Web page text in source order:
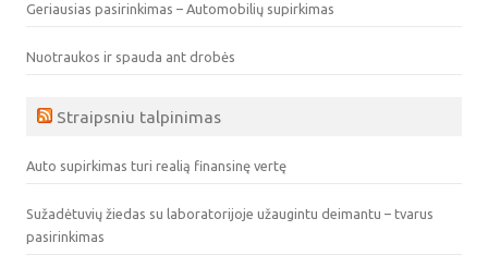
Geriausias pasirinkimas – Automobilių supirkimas
Nuotraukos ir spauda ant drobės
Straipsniu talpinimas
Auto supirkimas turi realią finansinę vertę
Sužadėtuvių žiedas su laboratorijoje užaugintu deimantu – tvarus
pasirinkimas